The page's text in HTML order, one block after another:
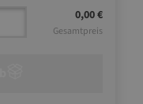
0,00 €
Gesamtpreis